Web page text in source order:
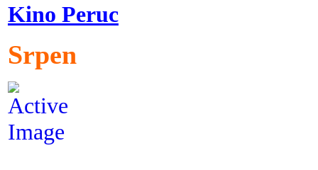
Kino Peruc
Srpen